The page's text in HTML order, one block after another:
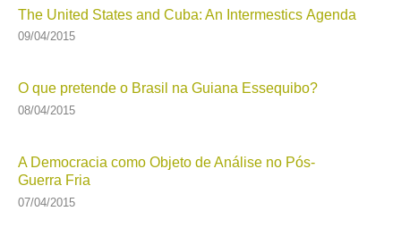
The United States and Cuba: An Intermestics Agenda
09/04/2015
O que pretende o Brasil na Guiana Essequibo?
08/04/2015
A Democracia como Objeto de Análise no Pós-
Guerra Fria
07/04/2015